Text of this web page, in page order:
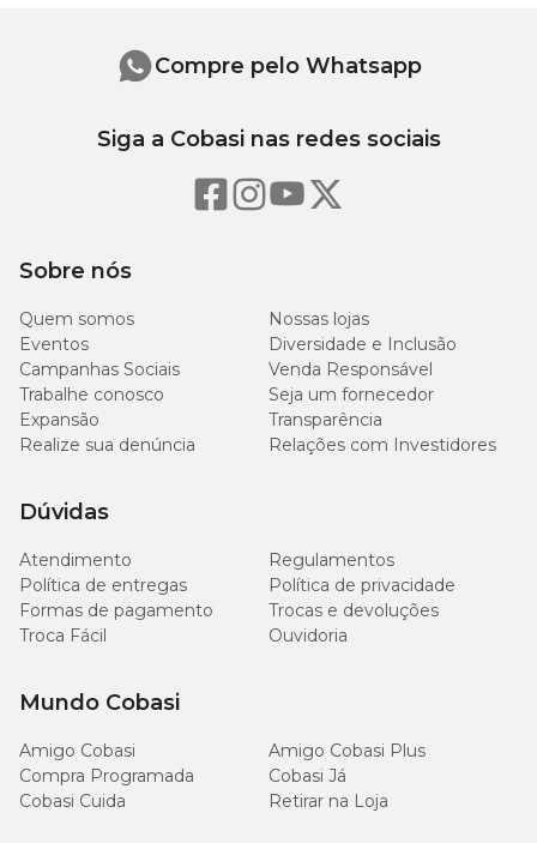
Sobre nós
Quem somos
Nossas lojas
Eventos
Diversidade e Inclusão
Campanhas Sociais
Venda Responsável
Trabalhe conosco
Seja um fornecedor
Expansão
Transparência
Realize sua denúncia
Relações com Investidores
Dúvidas
Atendimento
Regulamentos
Política de entregas
Política de privacidade
Formas de pagamento
Trocas e devoluções
Troca Fácil
Ouvidoria
Mundo Cobasi
Amigo Cobasi
Amigo Cobasi Plus
Compra Programada
Cobasi Já
Cobasi Cuida
Retirar na Loja
Compre pelo Whatsapp
Siga a Cobasi nas redes sociais